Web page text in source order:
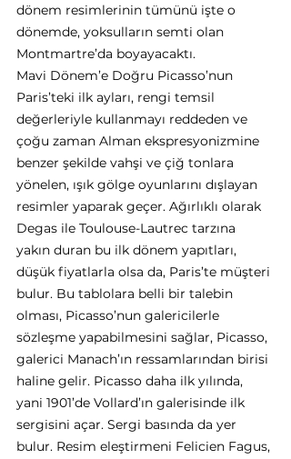
dönem resimlerinin tümünü işte o
dönemde, yoksulların semti olan
Montmartre’da boyayacaktı.
Mavi Dönem’e Doğru Picasso’nun
Paris’teki ilk ayları, rengi temsil
değerleriyle kullanmayı reddeden ve
çoğu zaman Alman ekspresyonizmine
benzer şekilde vahşi ve çiğ tonlara
yönelen, ışık gölge oyunlarını dışlayan
resimler yaparak geçer. Ağırlıklı olarak
Degas ile Toulouse-Lautrec tarzına
yakın duran bu ilk dönem yapıtları,
düşük fiyatlarla olsa da, Paris’te müşteri
bulur. Bu tablolara belli bir talebin
olması, Picasso’nun galericilerle
sözleşme yapabilmesini sağlar, Picasso,
galerici Manach’ın ressamlarından birisi
haline gelir. Picasso daha ilk yılında,
yani 1901’de Vollard’ın galerisinde ilk
sergisini açar. Sergi basında da yer
bulur. Resim eleştirmeni Felicien Fagus,